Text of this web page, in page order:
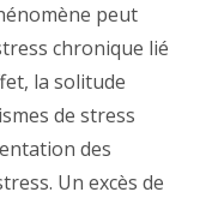
peut
chronique lié
la solitude
de stress
des
Un excès de